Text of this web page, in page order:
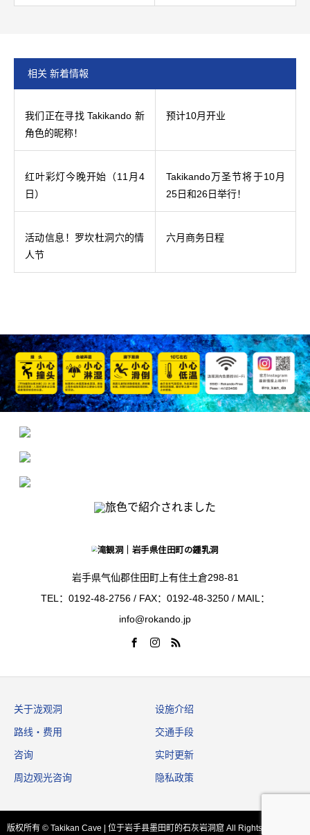
相关 新着情報
我们正在寻找 Takikando 新
角色的昵称！
预计10月开业
红叶彩灯今晚开始（11月4
日）
Takikando万圣节将于10月
25日和26日举行！
活动信息！罗坎杜洞穴的情
人节
六月商务日程
岩手県气仙郡住田町上有住土倉298-81
TEL：0192-48-2756 / FAX：0192-48-3250 / MAIL：
info@rokando.jp
关于泷观洞 设施介绍
路线・费用 交通手段
咨询 实时更新
周边观光咨询 隐私政策
版权所有 © Takikan Cave | 位于岩手县墨田町的石灰岩洞窟 All Rights Reserved.